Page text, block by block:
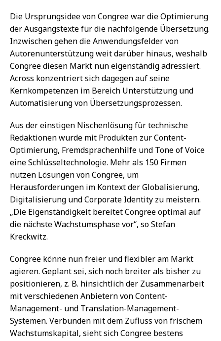
Die Ursprungsidee von Congree war die Optimierung
der Ausgangstexte für die nachfolgende Übersetzung.
Inzwischen gehen die Anwendungsfelder von
Autorenunterstützung weit darüber hinaus, weshalb
Congree diesen Markt nun eigenständig adressiert.
Across konzentriert sich dagegen auf seine
Kernkompetenzen im Bereich Unterstützung und
Automatisierung von Übersetzungsprozessen.
Aus der einstigen Nischenlösung für technische
Redaktionen wurde mit Produkten zur Content-
Optimierung, Fremdsprachenhilfe und Tone of Voice
eine Schlüsseltechnologie. Mehr als 150 Firmen
nutzen Lösungen von Congree, um
Herausforderungen im Kontext der Globalisierung,
Digitalisierung und Corporate Identity zu meistern.
„Die Eigenständigkeit bereitet Congree optimal auf
die nächste Wachstumsphase vor“, so Stefan
Kreckwitz.
Congree könne nun freier und flexibler am Markt
agieren. Geplant sei, sich noch breiter als bisher zu
positionieren, z. B. hinsichtlich der Zusammenarbeit
mit verschiedenen Anbietern von Content-
Management- und Translation-Management-
Systemen. Verbunden mit dem Zufluss von frischem
Wachstumskapital, sieht sich Congree bestens